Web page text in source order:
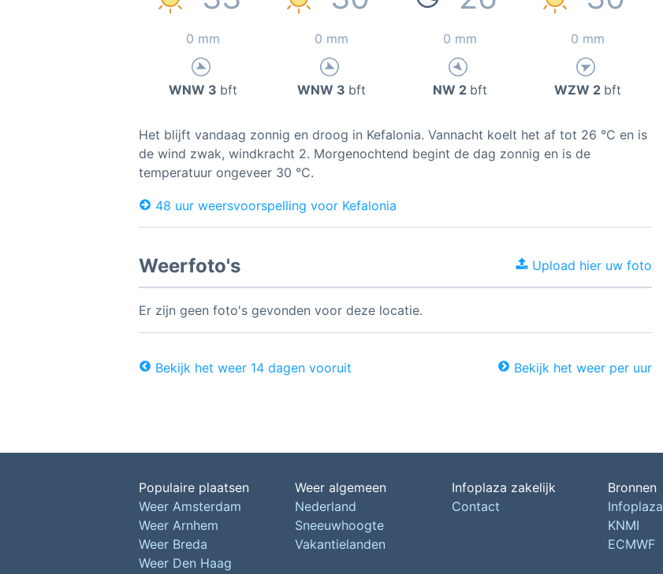
0 mm 0 mm 0 mm 0 mm
WNW 3 bft WNW 3 bft NW 2 bft WZW 2 bft
Het blijft vandaag zonnig en droog in Kefalonia. Vannacht koelt het af tot 26 °C en is
de wind zwak, windkracht 2. Morgenochtend begint de dag zonnig en is de
temperatuur ongeveer 30 °C.
48 uur weersvoorspelling voor Kefalonia
Weerfoto's Upload hier uw foto
Er zijn geen foto's gevonden voor deze locatie.
Bekijk het weer 14 dagen vooruit Bekijk het weer per uur
Populaire plaatsen
Weer Amsterdam
Weer Arnhem
Weer Breda
Weer Den Haag
Weer algemeen
Nederland
Sneeuwhoogte
Vakantielanden
Infoplaza zakelijk
Contact
Bronnen
Infoplaza
KNMI
ECMWF